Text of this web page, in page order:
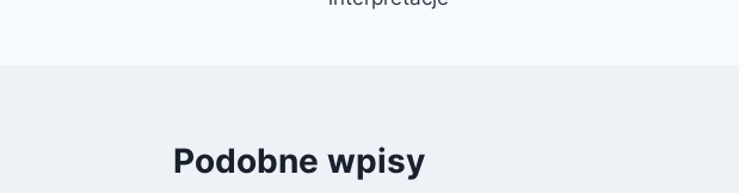
Podobne wpisy